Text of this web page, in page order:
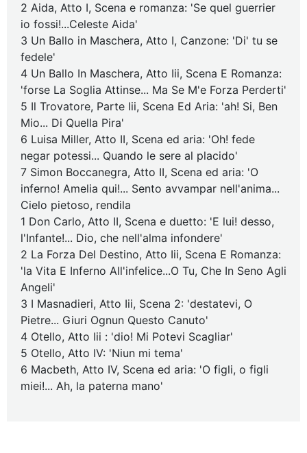
2 Aida, Atto I, Scena e romanza: 'Se quel guerrier
io fossi!...Celeste Aida'
3 Un Ballo in Maschera, Atto I, Canzone: 'Di' tu se
fedele'
4 Un Ballo In Maschera, Atto Iii, Scena E Romanza:
'forse La Soglia Attinse... Ma Se M'e Forza Perderti'
5 Il Trovatore, Parte Iii, Scena Ed Aria: 'ah! Si, Ben
Mio... Di Quella Pira'
6 Luisa Miller, Atto II, Scena ed aria: 'Oh! fede
negar potessi... Quando le sere al placido'
7 Simon Boccanegra, Atto II, Scena ed aria: 'O
inferno! Amelia qui!... Sento avvampar nell'anima...
Cielo pietoso, rendila
1 Don Carlo, Atto II, Scena e duetto: 'E lui! desso,
l'Infante!... Dio, che nell'alma infondere'
2 La Forza Del Destino, Atto Iii, Scena E Romanza:
'la Vita E Inferno All'infelice...O Tu, Che In Seno Agli
Angeli'
3 I Masnadieri, Atto Iii, Scena 2: 'destatevi, O
Pietre... Giuri Ognun Questo Canuto'
4 Otello, Atto Iii : 'dio! Mi Potevi Scagliar'
5 Otello, Atto IV: 'Niun mi tema'
6 Macbeth, Atto IV, Scena ed aria: 'O figli, o figli
miei!... Ah, la paterna mano'